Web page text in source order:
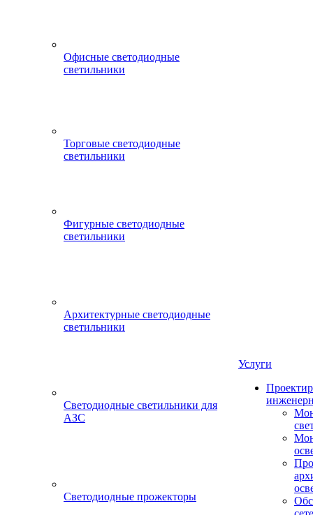
Офисные светодиодные
светильники
Торговые светодиодные
светильники
Фигурные светодиодные
светильники
Архитектурные светодиодные
светильники
Светодиодные светильники для
АЗС
Светодиодные прожекторы
Услуги